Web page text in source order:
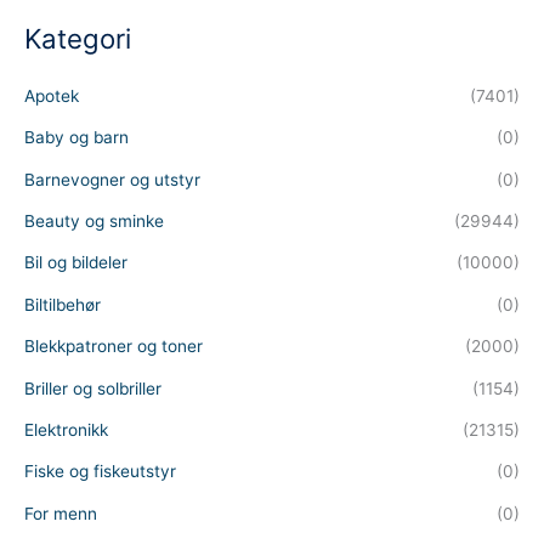
t
s
a
r
h
Kategori
Apotek (7401)
Baby og barn (0)
Barnevogner og utstyr (0)
Beauty og sminke (29944)
Bil og bildeler (10000)
Biltilbehør (0)
Blekkpatroner og toner (2000)
Briller og solbriller (1154)
Elektronikk (21315)
Fiske og fiskeutstyr (0)
For menn (0)